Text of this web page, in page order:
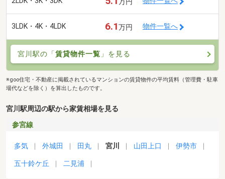
3LDK・4K・4LDK 6.1万円 物件一覧へ
宮川駅の「賃貸物件一覧 」を見る
※goo住宅・不動産に掲載されているマンションの賃貸物件の平均賃料（管理費・駐車
場代などを除く）を算出したものです。
宮川駅周辺の駅から家賃相場を見る
参宮線
多気 外城田 田丸 宮川 山田上口 伊勢市
五十鈴ケ丘 二見浦